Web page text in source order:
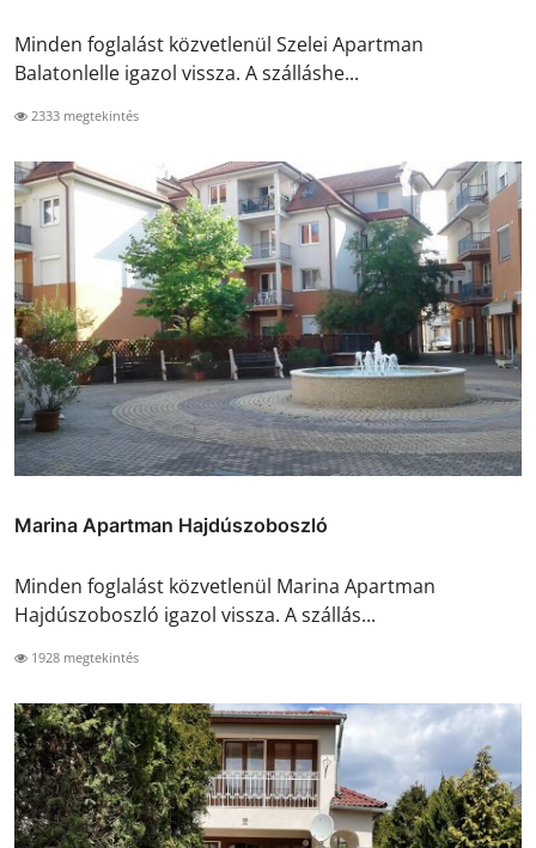
Minden foglalást közvetlenül Szelei Apartman
Balatonlelle igazol vissza. A szálláshe...
2333 megtekintés
Marina Apartman Hajdúszoboszló
Minden foglalást közvetlenül Marina Apartman
Hajdúszoboszló igazol vissza. A szállás...
1928 megtekintés